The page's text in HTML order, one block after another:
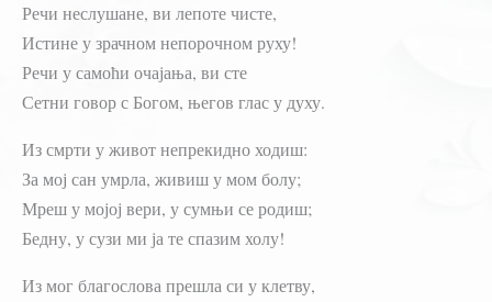
Речи неслушане, ви лепоте чисте,
Истине у зрачном непорочном руху!
Речи у самоћи очајања, ви сте
Сетни говор с Богом, његов глас у духу.
Из смрти у живот непрекидно ходиш:
За мој сан умрла, живиш у мом болу;
Мреш у мојој вери, у сумњи се родиш;
Бедну, у сузи ми ја те спазим холу!
Из мог благослова прешла си у клетву,